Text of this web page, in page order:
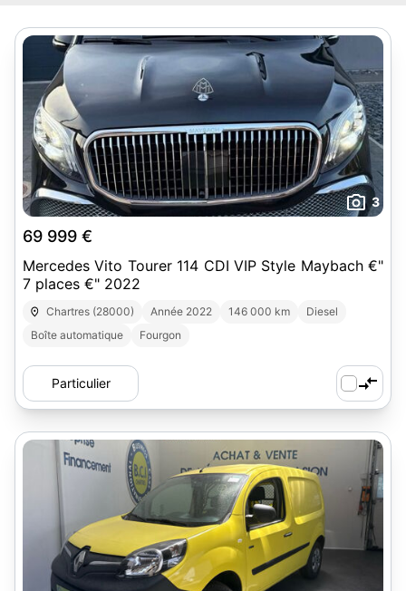
3
69 999 €
Mercedes Vito Tourer 114 CDI VIP Style Maybach €"
7 places €" 2022
Chartres (28000) Année 2022 146 000 km
Diesel
Boîte automatique
Fourgon
Particulier